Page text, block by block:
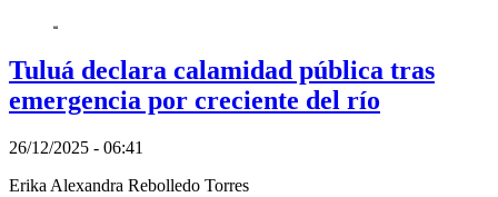
Tuluá declara calamidad pública tras
emergencia por creciente del río
26/12/2025 - 06:41
Erika Alexandra Rebolledo Torres